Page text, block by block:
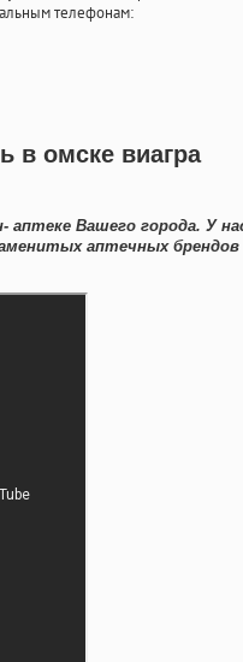
телефонам:
в омске виагра
аптеке Вашего города. У
аптечных брендов